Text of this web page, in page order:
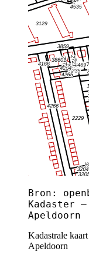
Bron:
Kadaster
Apeldoorn
Kadastrale
Apeldoorn